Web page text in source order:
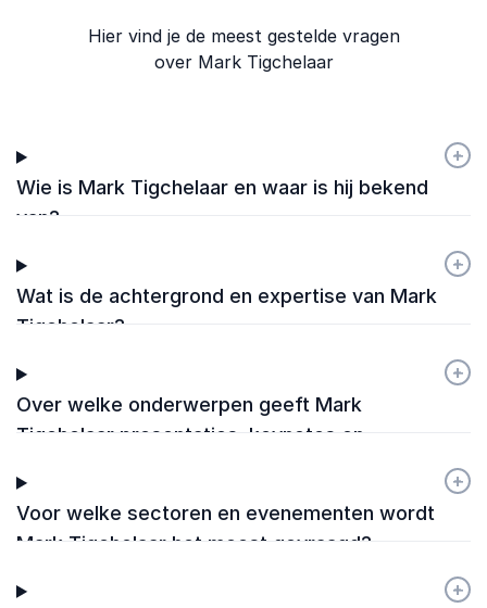
Hier vind je de meest gestelde vragen
over Mark Tigchelaar
Wie is Mark Tigchelaar en waar is hij bekend
van?
+
-
Wat is de achtergrond en expertise van Mark
Tigchelaar?
+
-
Over welke onderwerpen geeft Mark
Tigchelaar presentaties, keynotes en
+
-
Voor welke sectoren en evenementen wordt
Mark Tigchelaar het meest gevraagd?
+
-
+
-